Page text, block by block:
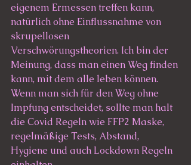
eigenem Ermessen treffen kann,
natürlich ohne Einflussnahme von
skrupellosen
Verschwörungstheorien. Ich bin der
Meinung, dass man einen Weg finden
kann, mit dem alle leben können.
Wenn man sich für den Weg ohne
Impfung entscheidet, sollte man halt
die Covid Regeln wie FFP2 Maske,
regelmäßige Tests, Abstand,
Hygiene und auch Lockdown Regeln